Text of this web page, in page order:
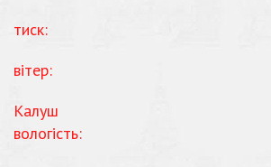
тиск:
вітер:
Калуш
вологість: